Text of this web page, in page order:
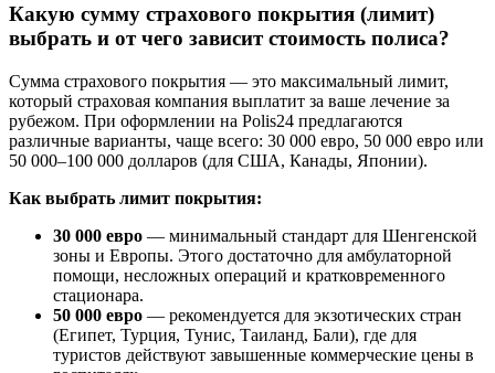
Какую сумму страхового покрытия (лимит)
выбрать и от чего зависит стоимость полиса?
Сумма страхового покрытия — это максимальный лимит,
который страховая компания выплатит за ваше лечение за
рубежом. При оформлении на Polis24 предлагаются
различные варианты, чаще всего: 30 000 евро, 50 000 евро или
50 000–100 000 долларов (для США, Канады, Японии).
Как выбрать лимит покрытия:
30 000 евро — минимальный стандарт для Шенгенской
зоны и Европы. Этого достаточно для амбулаторной
помощи, несложных операций и кратковременного
стационара.
50 000 евро — рекомендуется для экзотических стран
(Египет, Турция, Тунис, Таиланд, Бали), где для
туристов действуют завышенные коммерческие цены в